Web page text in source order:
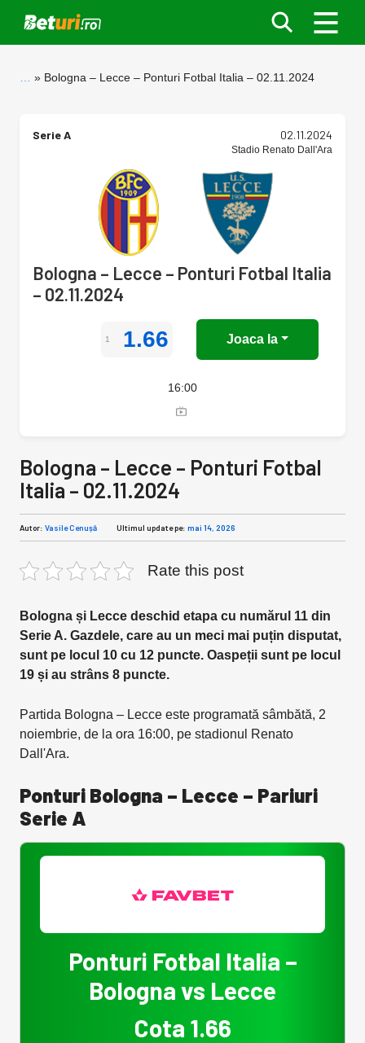
Bologna – Lecce – Ponturi Fotbal Italia – 02.11.2024
Serie A 02.11.2024
Stadio Renato Dall'Ara
Bologna – Lecce – Ponturi Fotbal Italia
– 02.11.2024
1 1.66 Joaca la
16:00
Bologna – Lecce – Ponturi Fotbal
Italia – 02.11.2024
Autor: Vasile Cenușă Ultimul update pe: mai 14, 2026
Rate this post
Bologna și Lecce deschid etapa cu numărul 11 din
Serie A. Gazdele, care au un meci mai puțin disputat,
sunt pe locul 10 cu 12 puncte. Oaspeții sunt pe locul
19 și au strâns 8 puncte.
Partida Bologna – Lecce este programată sâmbătă, 2
noiembrie, de la ora 16:00, pe stadionul Renato
Dall'Ara.
Ponturi Bologna – Lecce – Pariuri
Serie A
Ponturi Fotbal Italia –
Bologna vs Lecce
Cota 1.66